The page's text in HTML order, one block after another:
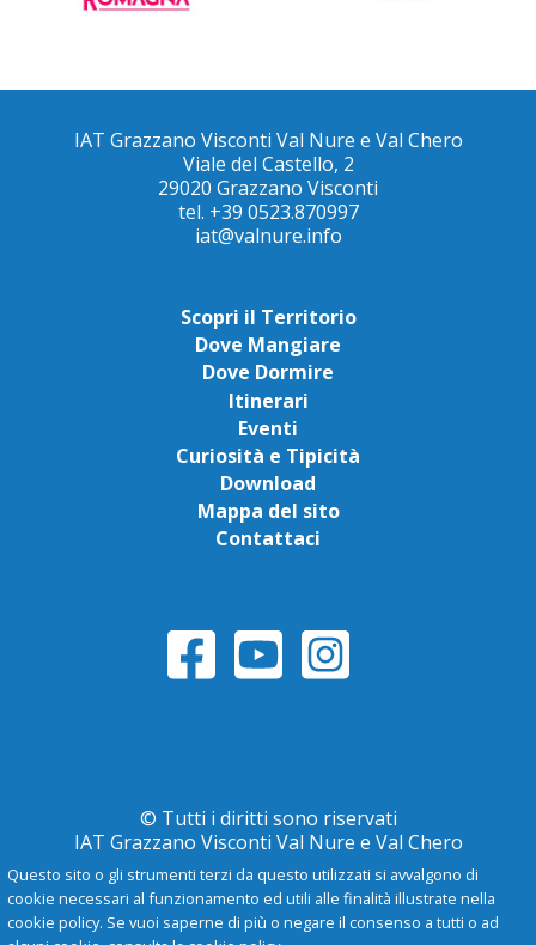
IAT Grazzano Visconti Val Nure e Val Chero
Viale del Castello, 2
29020 Grazzano Visconti
tel. +39 0523.870997
iat@valnure.info
Scopri il Territorio
Dove Mangiare
Dove Dormire
Itinerari
Eventi
Curiosità e Tipicità
Download
Mappa del sito
Contattaci
© Tutti i diritti sono riservati
IAT Grazzano Visconti Val Nure e Val Chero
Privacy Policy
Questo sito o gli strumenti terzi da questo utilizzati si avvalgono di
cookie necessari al funzionamento ed utili alle finalità illustrate nella
cookie policy. Se vuoi saperne di più o negare il consenso a tutti o ad